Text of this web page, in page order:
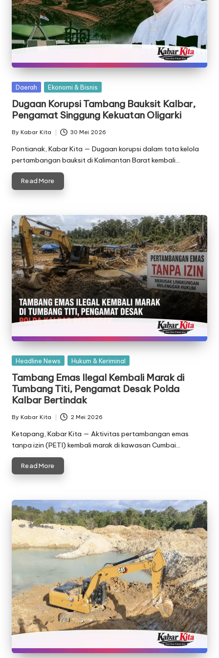
Posted
Daerah Ekonomi & Bisnis
Dugaan Korupsi Tambang Bauksit Kalbar,
Pengamat Singgung Kekuatan Oligarki
Posted
by
By Kabar Kita 30 Mei 2026
Pontianak, Kabar Kita — Dugaan korupsi dalam tata kelola
pertambangan bauksit di Kalimantan Barat kembali…
Read More
Posted
Headline News Hukum & Keriminal
Tambang Emas Ilegal Kembali Marak di
Tumbang Titi, Pengamat Desak Polda
Kalbar Bertindak
Posted
by
By Kabar Kita 2 Mei 2026
Ketapang, Kabar Kita — Aktivitas pertambangan emas
tanpa izin (PETI) kembali marak di kawasan Cumbai…
Read More